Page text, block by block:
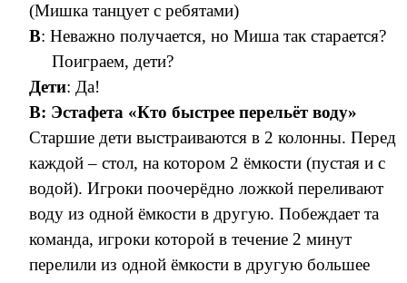
(Мишка танцует с ребятами)
В: Неважно получается, но Миша так старается?
Поиграем, дети?
Дети: Да!
В: Эстафета «Кто быстрее перельёт воду»
Старшие дети выстраиваются в 2 колонны. Перед
каждой – стол, на котором 2 ёмкости (пустая и с
водой). Игроки поочерёдно ложкой переливают
воду из одной ёмкости в другую. Побеждает та
команда, игроки которой в течение 2 минут
перелили из одной ёмкости в другую большее